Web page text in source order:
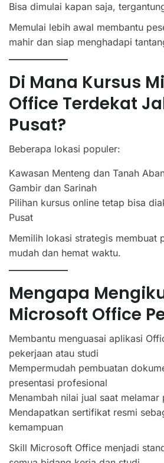
Bisa dimulai kapan saja,
Memulai lebih awal membantu
mahir dan siap menghadapi
Di Mana Kursus
Office Terdekat
Pusat?
Beberapa lokasi populer:
Kawasan Menteng dan Tanah
Gambir dan Sarinah
Pilihan kursus online tetap bisa
Pusat
Memilih lokasi strategis membuat
mudah dan hemat waktu.
Mengapa
Microsoft Office
Membantu menguasai aplikasi
pekerjaan atau studi
Mempermudah pembuatan
presentasi profesional
Menambah nilai jual saat melamar
Mendapatkan sertifikat resmi
kemampuan
Skill Microsoft Office menjadi